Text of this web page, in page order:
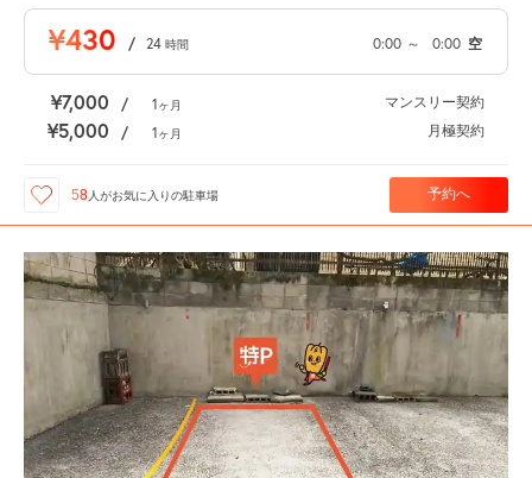
¥430 / 24 時間 0:00 ～ 0:00 空
¥7,000 / 1ヶ月 マンスリー契約
¥5,000 / 1ヶ月 月極契約
58 人がお気に入りの駐車場 予約へ